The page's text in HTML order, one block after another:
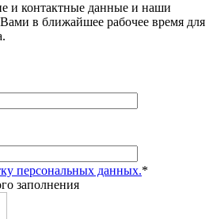
и контактные данные и наши
в ближайшее рабочее время для
персональных данных.*
заполнения